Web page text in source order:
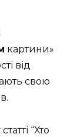
картини»
від
свою
“Хто